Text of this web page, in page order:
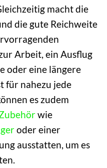
macht die
die gute Reichweite
Arbeit, ein Ausflug
oder eine längere
für nahezu jede
es zudem
wie
oder einer
ausstatten, um es